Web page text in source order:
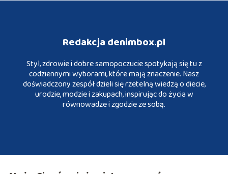
Redakcja denimbox.pl
Styl, zdrowie i dobre samopoczucie spotykają się tu z
codziennymi wyborami, które mają znaczenie. Nasz
doświadczony zespół dzieli się rzetelną wiedzą o diecie,
urodzie, modzie i zakupach, inspirując do życia w
równowadze i zgodzie ze sobą.